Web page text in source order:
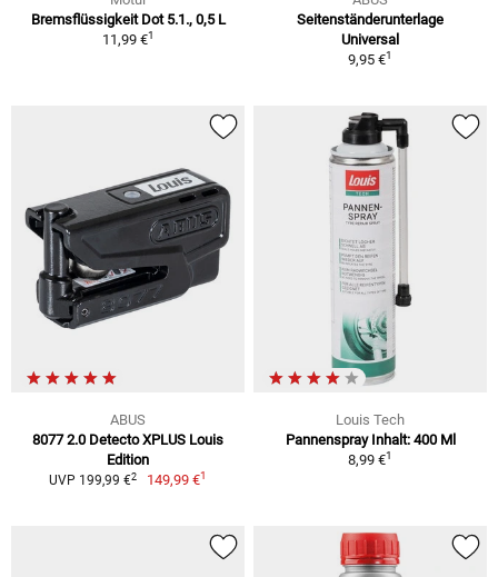
Bremsflüssigkeit Dot 5.1., 0,5 L
11,99 €1
Seitenständerunterlage
Universal
9,95 €1
ABUS
8077 2.0 Detecto XPLUS Louis
Edition
UVP 199,99 €2 149,99 €1
Louis Tech
Pannenspray Inhalt: 400 Ml
8,99 €1